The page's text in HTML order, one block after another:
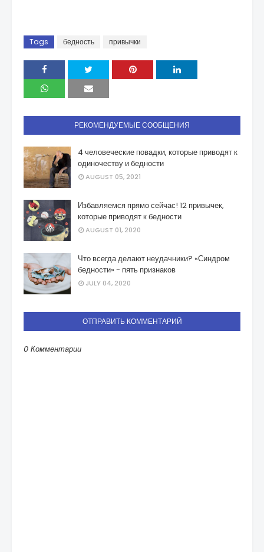
Tags бедность привычки
РЕКОМЕНДУЕМЫЕ СООБЩЕНИЯ
4 человеческие повадки, которые приводят к
одиночеству и бедности
AUGUST 05, 2021
Избавляемся прямо сейчас! 12 привычек,
которые приводят к бедности
AUGUST 01, 2020
Что всегда делают неудачники? «Синдром
бедности» - пять признаков
JULY 04, 2020
ОТПРАВИТЬ КОММЕНТАРИЙ
0 Комментарии